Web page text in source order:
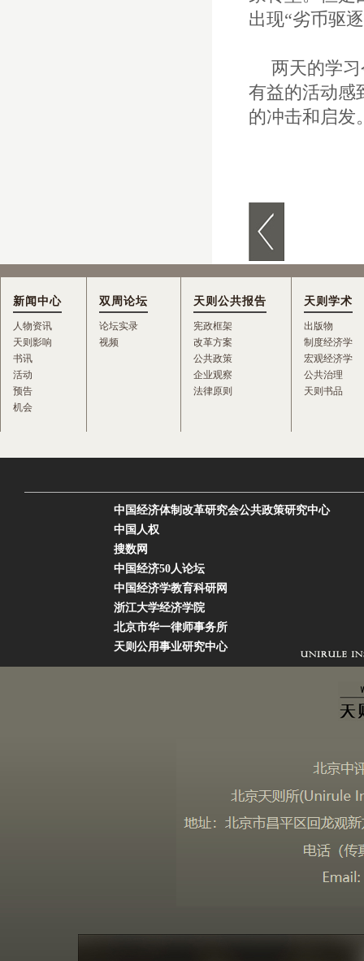
出现“劣币驱
两天的学
有益的活动感
的冲击和启发
新闻中心
人物资讯
天则影响
书讯
活动
预告
机会
双周论坛
论坛实录
视频
天则公共报告
宪政框架
改革方案
公共政策
企业观察
法律原则
天则学术
出版物
制度经济学
宏观经济学
公共治理
天则书品
中国经济体制改革研究会公共政策研究中心
中国人权
搜数网
中国经济50人论坛
中国经济学教育科研网
浙江大学经济学院
北京市华一律师事务所
天则公用事业研究中心